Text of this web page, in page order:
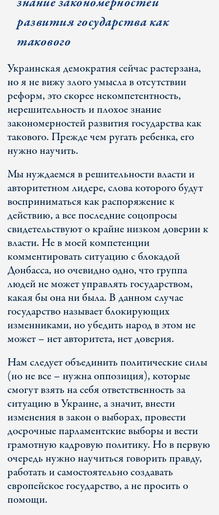
развития государства как
такового
Украинская демократия сейчас растерзана,
но я не вижу злого умысла в отсутствии
реформ, это скорее некомпетентность,
нерешительность и плохое знание
закономерностей развития государства как
такового. Прежде чем ругать ребенка, его
нужно научить.
Мы нуждаемся в решительности власти и
авторитетном лидере, слова которого будут
восприниматься как распоряжение к
действию, а все последние соцопросы
свидетельствуют о крайне низком доверии к
власти. Не в моей компетенции
комментировать ситуацию с блокадой
Донбасса, но очевидно одно, что группа
людей не может управлять государством,
какая бы она ни была. В данном случае
государство называет блокирующих
изменниками, но убедить народ в этом не
может – нет авторитета, нет доверия.
Нам следует объединить политические силы
(но не все – нужна оппозиция), которые
смогут взять на себя ответственность за
ситуацию в Украине, а значит, внести
изменения в закон о выборах, провести
досрочные парламентские выборы и вести
грамотную кадровую политику. Но в первую
очередь нужно научиться говорить правду,
работать и самостоятельно создавать
европейское государство, а не просить о
помощи.